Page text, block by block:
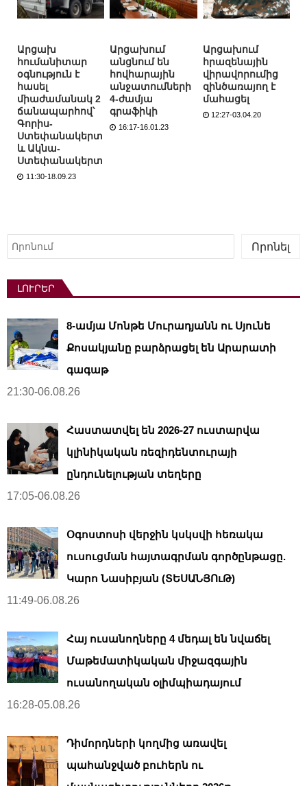
Արցախ
հումանիտար
օգնություն է
հասել
միաժամանակ 2
ճանապարհով՝
Գորիս-
Ստեփանակերտ
և Ակնա-
Ստեփանակերտ
11:30-18.09.23
Արցախում
անցնում են
հովհարային
անջատումների
4-ժամյա
գրաֆիկի
16:17-16.01.23
Արցախում
հրազենային
վիրավորումից
զինծառայող է
մահացել
12:27-03.04.20
Որոնել
Որոնել
ԼՈՒՐԵՐ
8-ամյա Մոնթե Մուրադյանն ու Սյունե
Քոսակյանը բարձրացել են Արարատի
գագաթ
21:30-06.08.26
Հաստատվել են 2026-27 ուստարվա
կլինիկական ռեզիդենտուրայի
ընդունելության տեղերը
17:05-06.08.26
Օգոստոսի վերջին կսկսվի հեռակա
ուսուցման հայտագրման գործընթացը.
Կարո Նասիբյան (ՏԵՍԱՆՅՈւԹ)
11:49-06.08.26
Հայ ուսանողները 4 մեդալ են նվաճել
Մաթեմատիկական միջազգային
ուսանողական օլիմպիադայում
16:28-05.08.26
Դիմորդների կողմից առավել
պահանջված բուհերն ու